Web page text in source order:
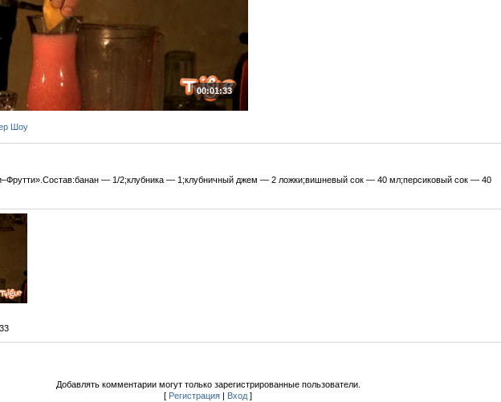
00:01:33
Шоу
— 1/2;клубника — 1;клубничный джем — 2 ложки;вишневый сок — 40 мл;персиковый сок — 40
Добавлять комментарии могут только зарегистрированные пользователи.
[ Регистрация | Вход ]